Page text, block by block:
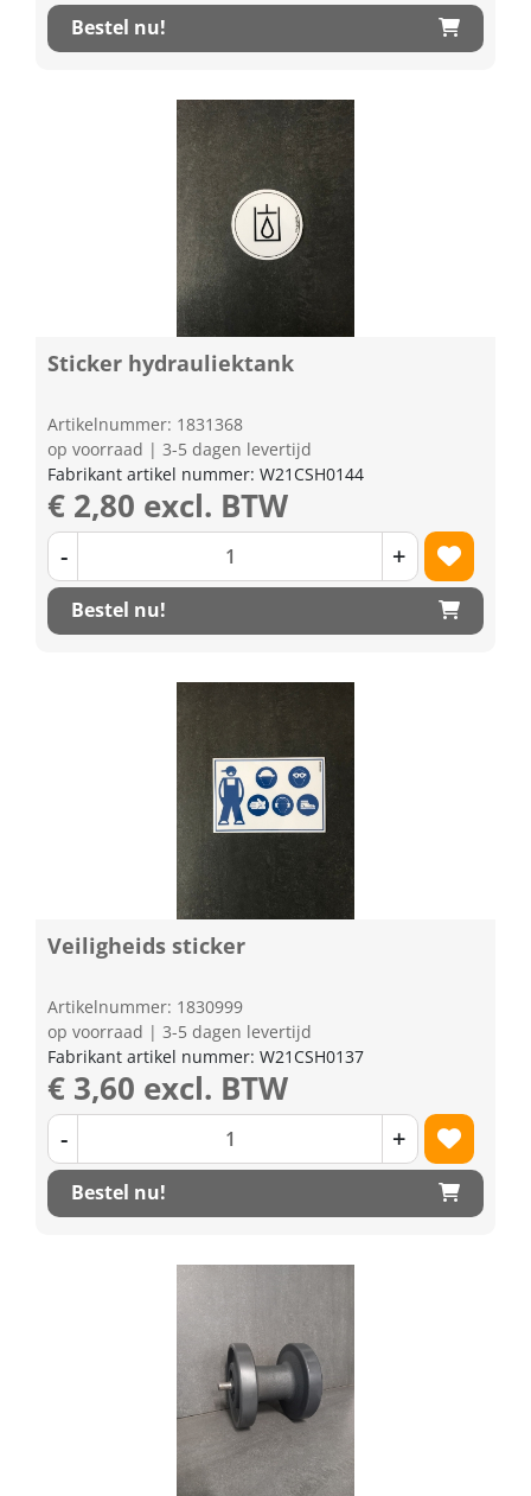
Bestel nu!
Sticker hydrauliektank
Artikelnummer: 1831368
op voorraad | 3-5 dagen levertijd
Fabrikant artikel nummer: W21CSH0144
€ 2,80 excl. BTW
- +
Bestel nu!
Veiligheids sticker
Artikelnummer: 1830999
op voorraad | 3-5 dagen levertijd
Fabrikant artikel nummer: W21CSH0137
€ 3,60 excl. BTW
- +
Bestel nu!